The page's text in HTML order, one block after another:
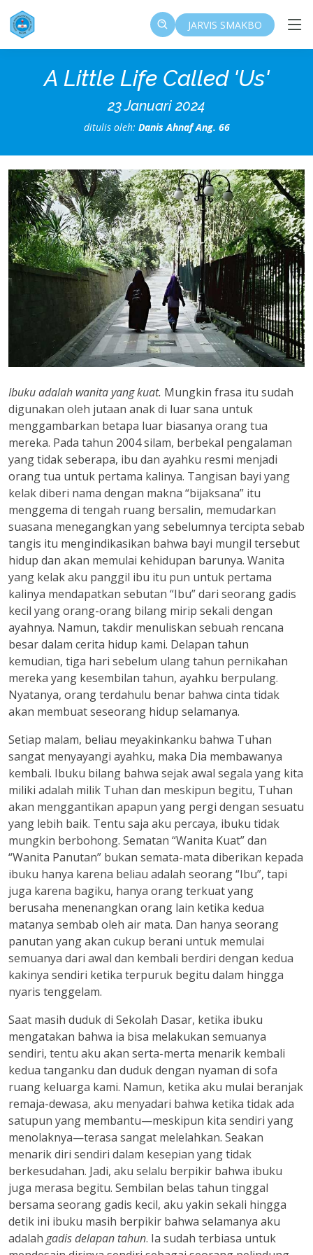
JARVIS SMAKBO
A Little Life Called 'Us'
23 Januari 2024
ditulis oleh: Danis Ahnaf Ang. 66
Ibuku adalah wanita yang kuat. Mungkin frasa itu sudah
digunakan oleh jutaan anak di luar sana untuk
menggambarkan betapa luar biasanya orang tua
mereka. Pada tahun 2004 silam, berbekal pengalaman
yang tidak seberapa, ibu dan ayahku resmi menjadi
orang tua untuk pertama kalinya. Tangisan bayi yang
kelak diberi nama dengan makna “bijaksana” itu
menggema di tengah ruang bersalin, memudarkan
suasana menegangkan yang sebelumnya tercipta sebab
tangis itu mengindikasikan bahwa bayi mungil tersebut
hidup dan akan memulai kehidupan barunya. Wanita
yang kelak aku panggil ibu itu pun untuk pertama
kalinya mendapatkan sebutan “Ibu” dari seorang gadis
kecil yang orang-orang bilang mirip sekali dengan
ayahnya. Namun, takdir menuliskan sebuah rencana
besar dalam cerita hidup kami. Delapan tahun
kemudian, tiga hari sebelum ulang tahun pernikahan
mereka yang kesembilan tahun, ayahku berpulang.
Nyatanya, orang terdahulu benar bahwa cinta tidak
akan membuat seseorang hidup selamanya.
Setiap malam, beliau meyakinkanku bahwa Tuhan
sangat menyayangi ayahku, maka Dia membawanya
kembali. Ibuku bilang bahwa sejak awal segala yang kita
miliki adalah milik Tuhan dan meskipun begitu, Tuhan
akan menggantikan apapun yang pergi dengan sesuatu
yang lebih baik. Tentu saja aku percaya, ibuku tidak
mungkin berbohong. Sematan “Wanita Kuat” dan
“Wanita Panutan” bukan semata-mata diberikan kepada
ibuku hanya karena beliau adalah seorang “Ibu”, tapi
juga karena bagiku, hanya orang terkuat yang
berusaha menenangkan orang lain ketika kedua
matanya sembab oleh air mata. Dan hanya seorang
panutan yang akan cukup berani untuk memulai
semuanya dari awal dan kembali berdiri dengan kedua
kakinya sendiri ketika terpuruk begitu dalam hingga
nyaris tenggelam.
Saat masih duduk di Sekolah Dasar, ketika ibuku
mengatakan bahwa ia bisa melakukan semuanya
sendiri, tentu aku akan serta-merta menarik kembali
kedua tanganku dan duduk dengan nyaman di sofa
ruang keluarga kami. Namun, ketika aku mulai beranjak
remaja-dewasa, aku menyadari bahwa ketika tidak ada
satupun yang membantu—meskipun kita sendiri yang
menolaknya—terasa sangat melelahkan. Seakan
menarik diri sendiri dalam kesepian yang tidak
berkesudahan. Jadi, aku selalu berpikir bahwa ibuku
juga merasa begitu. Sembilan belas tahun tinggal
bersama seorang gadis kecil, aku yakin sekali hingga
detik ini ibuku masih berpikir bahwa selamanya aku
adalahgadis delapan tahun. Ia sudah terbiasa untuk